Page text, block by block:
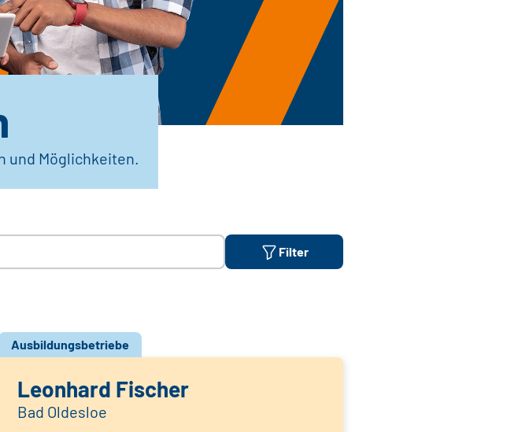
und Möglichkeiten.
Filter
Ausbildungsbetriebe
Leonhard Fischer
Bad Oldesloe